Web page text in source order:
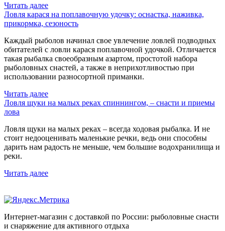
Читать далее
Ловля карася на поплавочную удочку: оснастка, наживка,
прикормка, сезоность
Каждый рыболов начинал свое увлечение ловлей подводных
обитателей с ловли карася поплавочной удочкой. Отличается
такая рыбалка своеобразным азартом, простотой набора
рыболовных снастей, а также в неприхотливостью при
использовании разносортной приманки.
Читать далее
Ловля щуки на малых реках спиннингом, – снасти и приемы
лова
Ловля щуки на малых реках – всегда ходовая рыбалка. И не
стоит недооценивать маленькие речки, ведь они способны
дарить нам радость не меньше, чем большие водохранилища и
реки.
Читать далее
Интернет-магазин с доставкой по России: рыболовные снасти
и снаряжение для активного отдыха